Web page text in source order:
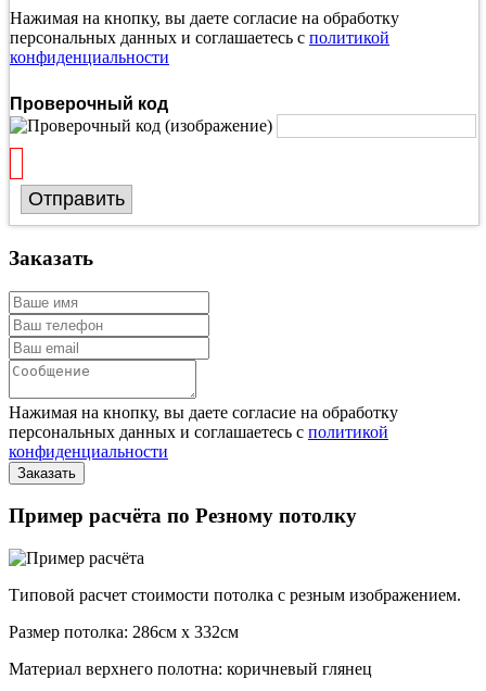
Нажимая на кнопку, вы даете согласие на обработку
персональных данных и соглашаетесь с политикой
конфиденциальности
Проверочный код
Отправить
Заказать
Нажимая на кнопку, вы даете согласие на обработку
персональных данных и соглашаетесь с политикой
конфиденциальности
Пример расчёта по Резному потолку
Типовой расчет стоимости потолка с резным изображением.
Размер потолка: 286см x 332см
Материал верхнего полотна: коричневый глянец